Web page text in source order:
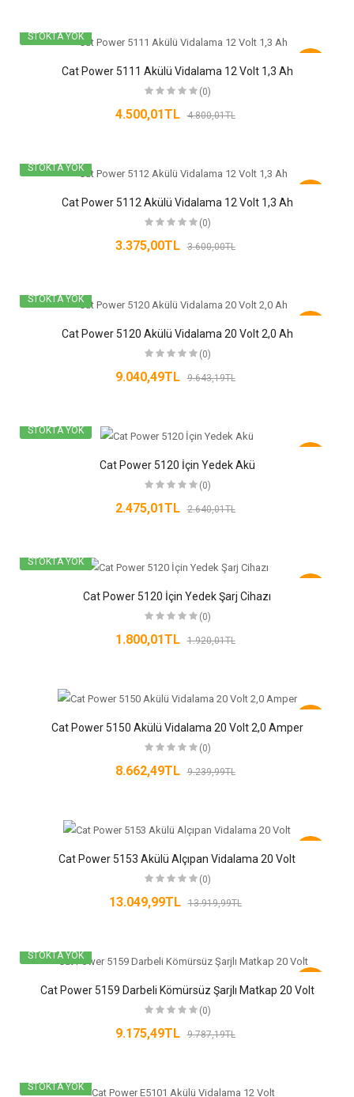
STOKTA YOK
Cat Power 5111 Akülü Vidalama 12 Volt 1,3 Ah
(0)
4.500,01TL 4.800,01TL
STOKTA YOK
Cat Power 5112 Akülü Vidalama 12 Volt 1,3 Ah
(0)
3.375,00TL 3.600,00TL
STOKTA YOK
Cat Power 5120 Akülü Vidalama 20 Volt 2,0 Ah
(0)
9.040,49TL 9.643,19TL
STOKTA YOK
Cat Power 5120 İçin Yedek Akü
(0)
2.475,01TL 2.640,01TL
STOKTA YOK
Cat Power 5120 İçin Yedek Şarj Cihazı
(0)
1.800,01TL 1.920,01TL
Cat Power 5150 Akülü Vidalama 20 Volt 2,0 Amper
(0)
8.662,49TL 9.239,99TL
Cat Power 5153 Akülü Alçıpan Vidalama 20 Volt
(0)
13.049,99TL 13.919,99TL
STOKTA YOK
Cat Power 5159 Darbeli Kömürsüz Şarjlı Matkap 20 Volt
(0)
9.175,49TL 9.787,19TL
STOKTA YOK